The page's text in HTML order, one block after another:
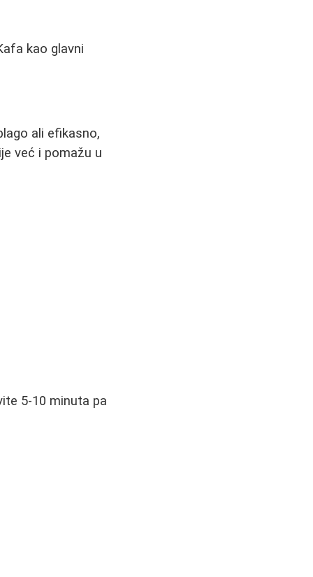
kao glavni
ali efikasno,
već i pomažu u
5-10 minuta pa